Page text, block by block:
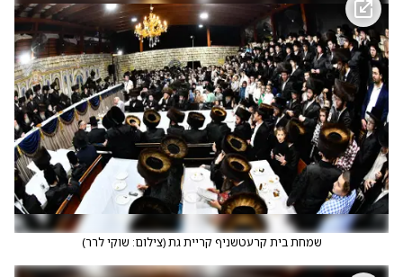
שמחת בית קרעטשניף קריית גת(צילום: שוקי לרר)